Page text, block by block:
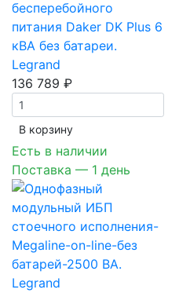
бесперебойного
питания Daker DK Plus 6
кВА без батареи.
Legrand
136 789 ₽
В корзинy
Есть в наличии
Поставка — 1 день